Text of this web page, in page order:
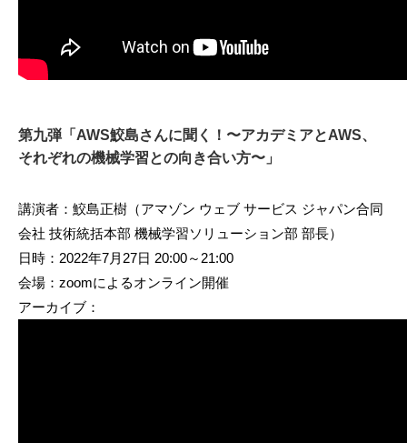
第九弾「AWS鮫島さんに聞く！〜アカデミアとAWS、
それぞれの機械学習との向き合い方〜」
講演者：鮫島正樹（アマゾン ウェブ サービス ジャパン合同
会社 技術統括本部 機械学習ソリューション部 部長）
日時：2022年7月27日 20:00～21:00
会場：zoomによるオンライン開催
アーカイブ：